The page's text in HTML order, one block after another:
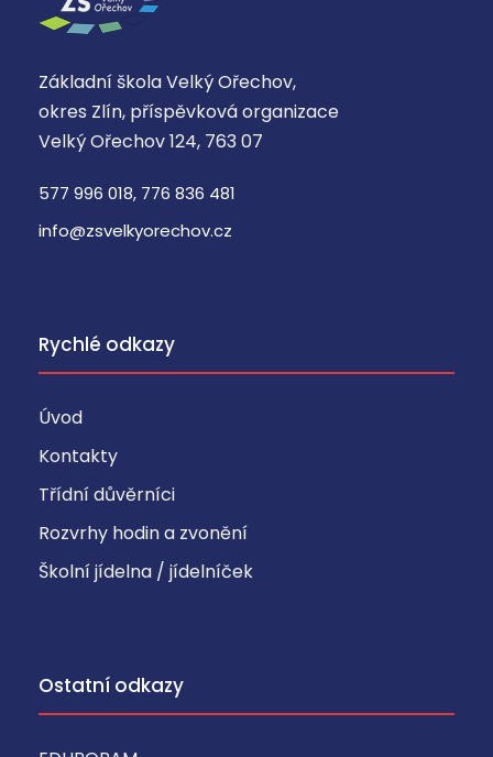
Základní škola Velký Ořechov,
okres Zlín, příspěvková organizace
Velký Ořechov 124, 763 07
577 996 018, 776 836 481
info@zsvelkyorechov.cz
Rychlé odkazy
Úvod
Kontakty
Třídní důvěrníci
Rozvrhy hodin a zvonění
Školní jídelna / jídelníček
Ostatní odkazy